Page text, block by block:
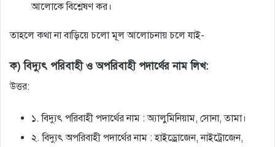
আলােকে বিশ্লেষণ কর।
তাহলে কথা না বাড়িয়ে চলো মূল আলোচনায় চলে যাই-
ক) বিদ্যুৎ পরিবাহী ও অপরিবাহী পদার্থের নাম লিখ:
উত্তর:
১. বিদ্যুৎ পরিবাহী পদার্থের নাম : অ্যালুমিনিয়াম, সোনা, তামা।
২. বিদ্যুৎ অপরিবাহী পদার্থের নাম : হাইড্রোজেন, নাইট্রোজেন,